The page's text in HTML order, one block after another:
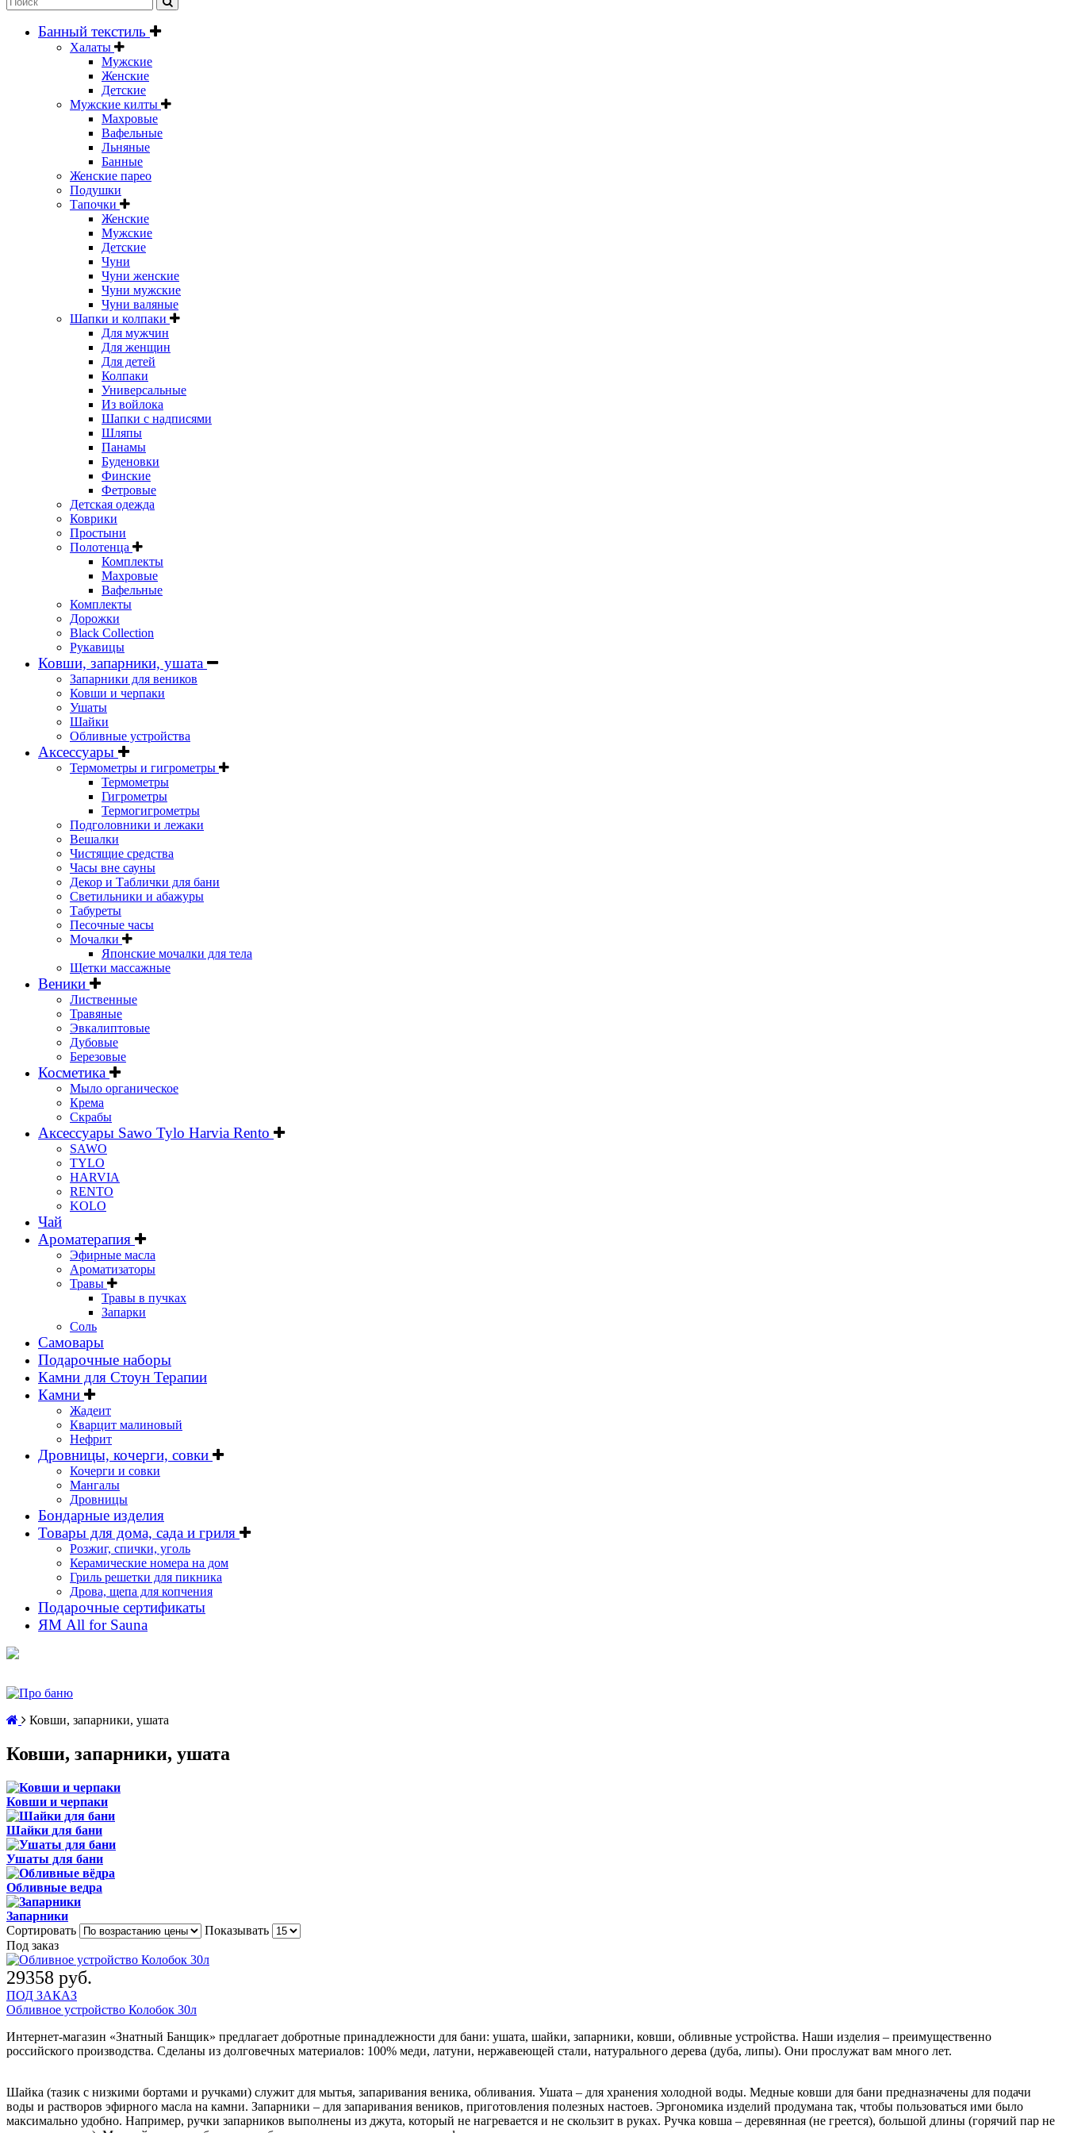
Банный текстиль
Халаты
Мужские
Женские
Детские
Мужские килты
Махровые
Вафельные
Льняные
Банные
Женские парео
Подушки
Тапочки
Женские
Мужские
Детские
Чуни
Чуни женские
Чуни мужские
Чуни валяные
Шапки и колпаки
Для мужчин
Для женщин
Для детей
Колпаки
Универсальные
Из войлока
Шапки с надписями
Шляпы
Панамы
Буденовки
Финские
Фетровые
Детская одежда
Коврики
Простыни
Полотенца
Комплекты
Махровые
Вафельные
Комплекты
Дорожки
Black Collection
Рукавицы
Ковши, запарники, ушата
Запарники для веников
Ковши и черпаки
Ушаты
Шайки
Обливные устройства
Аксессуары
Термометры и гигрометры
Термометры
Гигрометры
Термогигрометры
Подголовники и лежаки
Вешалки
Чистящие средства
Часы вне сауны
Декор и Таблички для бани
Светильники и абажуры
Табуреты
Песочные часы
Мочалки
Японские мочалки для тела
Щетки массажные
Веники
Лиственные
Травяные
Эвкалиптовые
Дубовые
Березовые
Косметика
Мыло органическое
Крема
Скрабы
Аксессуары Sawo Tylo Harvia Rento
SAWO
TYLO
HARVIA
RENTO
KOLO
Чай
Ароматерапия
Эфирные масла
Ароматизаторы
Травы
Травы в пучках
Запарки
Соль
Самовары
Подарочные наборы
Камни для Стоун Терапии
Камни
Жадеит
Кварцит малиновый
Нефрит
Дровницы, кочерги, совки
Кочерги и совки
Мангалы
Дровницы
Бондарные изделия
Товары для дома, сада и гриля
Розжиг, спички, уголь
Керамические номера на дом
Гриль решетки для пикника
Дрова, щепа для копчения
Подарочные сертификаты
ЯМ All for Sauna
Ковши, запарники, ушата
Ковши, запарники, ушата
Ковши и черпаки
Шайки для бани
Ушаты для бани
Обливные ведра
Запарники
Сортировать
Показывать
Под заказ
29358 руб.
ПОД ЗАКАЗ
Обливное устройство Колобок 30л
Интернет-магазин «Знатный Банщик» предлагает добротные принадлежности для бани: ушата, шайки, запарники, ковши, обливные устройства. Наши изделия – преимущественно
российского производства. Сделаны из долговечных материалов: 100% меди, латуни, нержавеющей стали, натурального дерева (дуба, липы). Они прослужат вам много лет.
Шайка (тазик с низкими бортами и ручками) служит для мытья, запаривания веника, обливания. Ушата – для хранения холодной воды. Медные ковши для бани предназначены для подачи
воды и растворов эфирного масла на камни. Запарники – для запаривания веников, приготовления полезных настоев. Эргономика изделий продумана так, чтобы пользоваться ими было
максимально удобно. Например, ручки запарников выполнены из джута, который не нагревается и не скользит в руках. Ручка ковша – деревянная (не греется), большой длины (горячий пар не